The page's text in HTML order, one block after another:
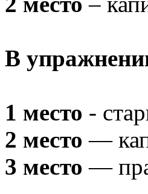
В
1 место -
2 место —
3 место —